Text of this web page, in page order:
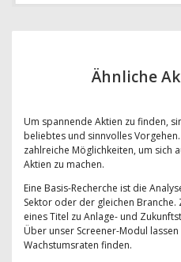
Ähnliche
Um spannende Aktien zu finden,
beliebtes und sinnvolles
zahlreiche Möglichkeiten, um sich
Aktien zu machen.
Eine Basis-Recherche ist die
Sektor oder der gleichen
eines Titel zu Anlage- und
Über unser Screener-Modul
Wachstumsraten finden.